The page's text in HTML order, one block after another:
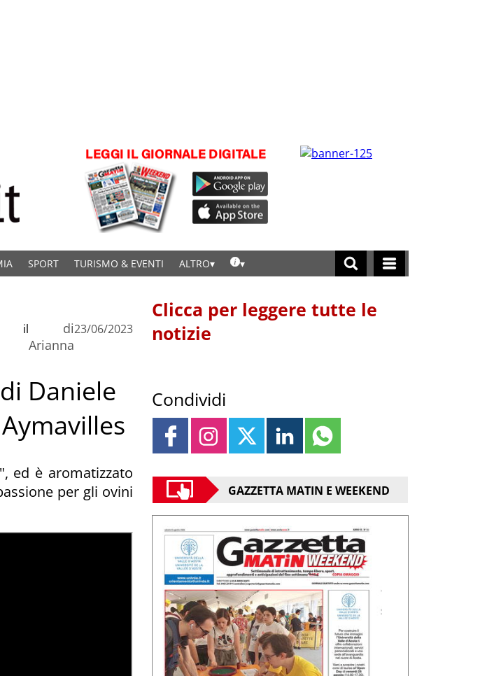
SPORT TURISMO & EVENTI ALTRO
di
Arianna
il 23/06/2023
Daniele
ed è aromatizzato
per gli ovini
Clicca per leggere tutte le
notizie
Condividi
GAZZETTA MATIN E WEEKEND